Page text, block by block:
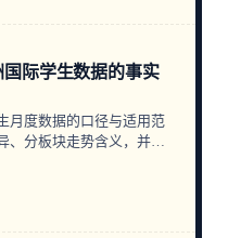
际学生数据的事实
月度数据的口径与适用范
、分板块走势含义，并指
。结合UNILINK优领教育
者提供基于事实的核验